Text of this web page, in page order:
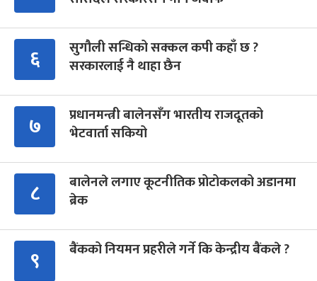
६
सुगौली सन्धिको सक्कल कपी कहाँ छ ?
सरकारलाई नै थाहा छैन
७
प्रधानमन्त्री बालेनसँग भारतीय राजदूतको
भेटवार्ता सकियो
८
बालेनले लगाए कूटनीतिक प्रोटोकलको अडानमा
ब्रेक
९ बैंकको नियमन प्रहरीले गर्ने कि केन्द्रीय बैंकले ?